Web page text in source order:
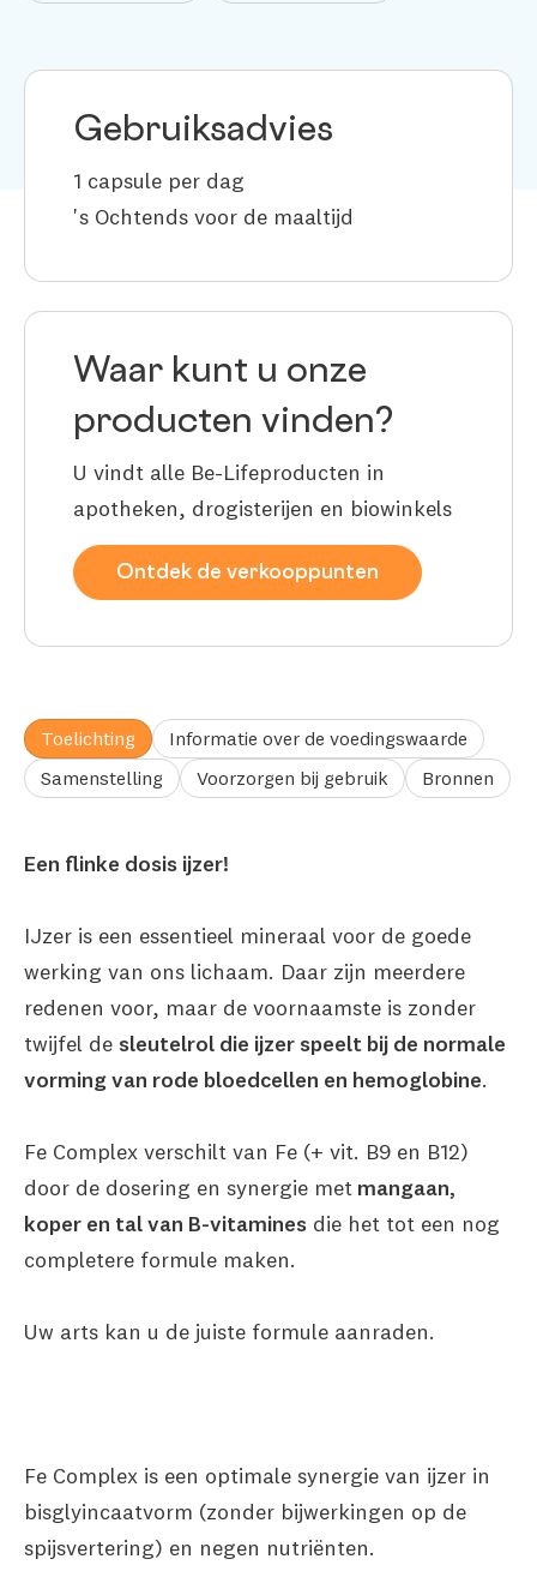
Gebruiksadvies
1 capsule per dag
's Ochtends voor de maaltijd
Waar kunt u onze
producten vinden?
U vindt alle Be-Lifeproducten in
apotheken, drogisterijen en biowinkels
Ontdek de verkooppunten
Toelichting
Informatie over de voedingswaarde
Samenstelling
Voorzorgen bij gebruik Bronnen
Een flinke dosis ijzer!
IJzer is een essentieel mineraal voor de goede
werking van ons lichaam. Daar zijn meerdere
redenen voor, maar de voornaamste is zonder
twijfel de sleutelrol die ijzer speelt bij de normale
vorming van rode bloedcellen en hemoglobine.
Fe Complex verschilt van Fe (+ vit. B9 en B12)
door de dosering en synergie met mangaan,
koper en tal van B-vitamines die het tot een nog
completere formule maken.
Uw arts kan u de juiste formule aanraden.
Fe Complex is een optimale synergie van ijzer in
bisglyincaatvorm (zonder bijwerkingen op de
spijsvertering) en negen nutriënten.